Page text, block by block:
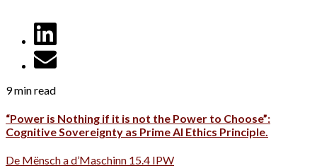
9 min read
“Power is Nothing if it is not the Power to Choose”:
Cognitive Sovereignty as Prime AI Ethics Principle.
De Mënsch a d’Maschinn 15.4 IPW